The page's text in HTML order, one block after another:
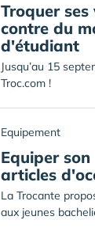
Troquer
contre du
d'étudiant
Jusqu’au 15
Troc.com !
Equipement
Equiper
articles
La Trocante
aux jeunes